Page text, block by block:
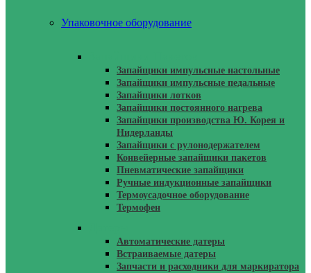
Упаковочное оборудование
Запайщики импульсные настольные
Запайщики импульсные педальные
Запайщики лотков
Запайщики постоянного нагрева
Запайщики производства Ю. Корея и
Нидерланды
Запайщики с рулонодержателем
Конвейерные запайщики пакетов
Пневматические запайщики
Ручные индукционные запайщики
Термоусадочное оборудование
Термофен
Автоматические датеры
Встраиваемые датеры
Запчасти и расходники для маркиратора